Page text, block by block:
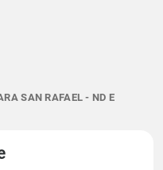
SAN RAFAEL - ND E